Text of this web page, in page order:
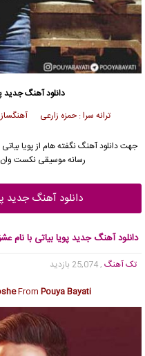
دانلود آهنگ جدید
ترانه سرا : حمزه زارعی
جهت دانلود آهنگ نگفته هام از پویا بیاتی
رسانه موسیقی نکست وان
دانلود آهنگ جدید
دانلود آهنگ جدید پویا بیاتی با
تک آهنگ , 25,074 بازدید
From Pouya Bayati